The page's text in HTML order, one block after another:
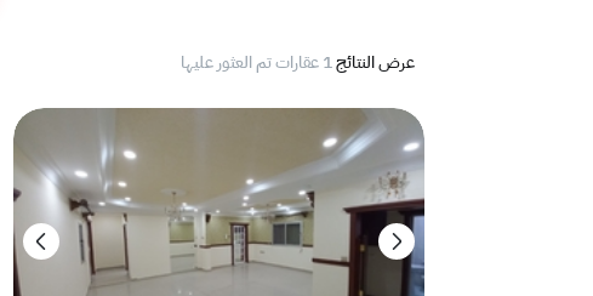
عرض النتائج1 عقارات تم العثور عليها